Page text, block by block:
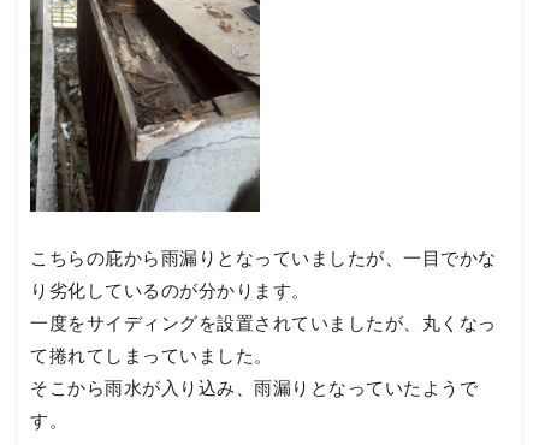
こちらの庇から雨漏りとなっていましたが、一目でかな
り劣化しているのが分かります。
一度をサイディングを設置されていましたが、丸くなっ
て捲れてしまっていました。
そこから雨水が入り込み、雨漏りとなっていたようで
す。